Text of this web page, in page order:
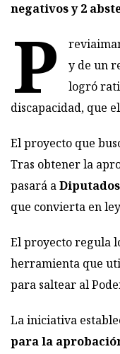
negativos y 2
P
y de un
logró
discapacidad, que
El proyecto que
Tras obtener la
pasará aDiputados
que convierta en
El proyecto regula
herramienta que
para saltear al
La iniciativa
para la